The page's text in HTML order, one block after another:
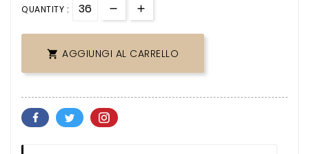
QUANTITY :
 AGGIUNGI AL CARRELLO